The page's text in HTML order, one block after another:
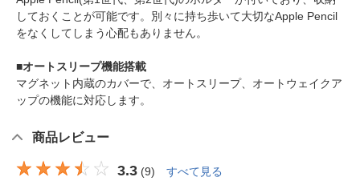
しておくことが可能です。別々に持ち歩いて大切なApple Pencil
をなくしてしまう心配もありません。
■オートスリープ機能搭載
マグネット内蔵のカバーで、オートスリープ、オートウェイクア
ップの機能に対応します。
商品レビュー
3.3 (9) すべて見る